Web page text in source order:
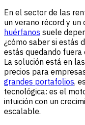
En el sector de las
un verano récord y
huérfanos suele
¿cómo saber si estás
estás quedando
La solución está en
precios para
grandes portafolios,
tecnológica: es el
intuición con un
escalable.